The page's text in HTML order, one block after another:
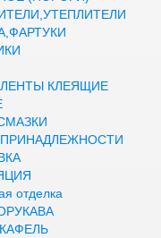
КЛЕЯЩИЕ
отделка